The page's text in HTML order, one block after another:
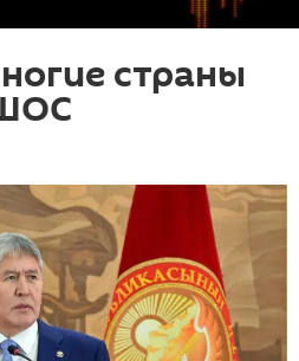
страны